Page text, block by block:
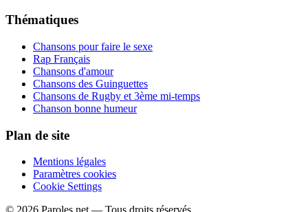
Thématiques
Chansons pour faire le sexe
Rap Français
Chansons d'amour
Chansons des Guinguettes
Chansons de Rugby et 3ème mi-temps
Chanson bonne humeur
Plan de site
Mentions légales
Paramètres cookies
Cookie Settings